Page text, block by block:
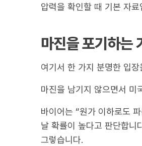
압력을 확인할 때 기본 자료
마진을 포기하는
여기서 한 가지 분명한 입
마진을 남기지 않으면서 미
바이어는 “원가 이하로도
날 확률이 높다고 판단합니
그렇습니다.